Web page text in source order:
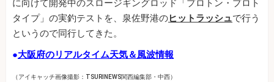
に向けて開発中のスロージギングロッド「プロトン・プロト
タイプ」の実釣テストを、泉佐野港のヒットラッシュで行う
というので同行してきた。
●大阪府のリアルタイム天気＆風波情報
（アイキャッチ画像撮影：TSURINEWS関西編集部・中西）